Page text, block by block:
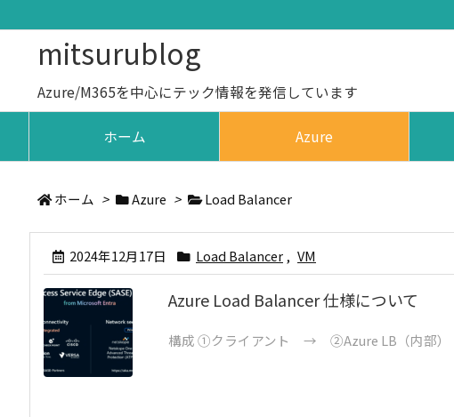
mitsurublog
Azure/M365を中心にテック情報を発信しています
ホーム Azure
ホーム > Azure > Load Balancer
2024年12月17日 Load Balancer , VM
Azure Load Balancer 仕様について
構成 ①クライアント → ②Azure LB（内部